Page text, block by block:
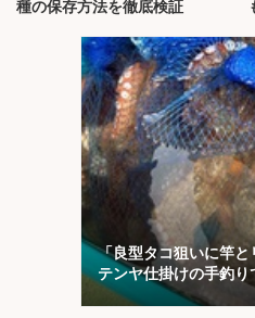
種の保存方法を徹底検証
「良型タコ狙いに竿と
テンヤ仕掛けの手釣
コ！【川崎丸・東京湾